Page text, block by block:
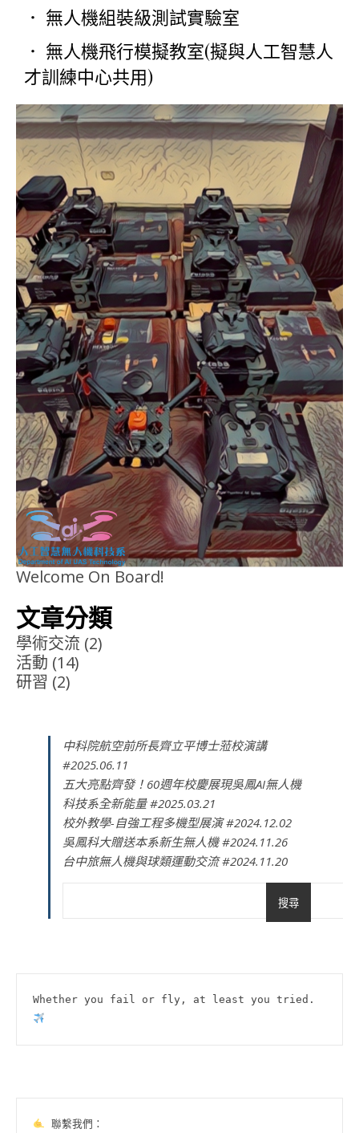
． 無人機組裝級測試實驗室
． 無人機飛行模擬教室(擬與人工智慧人
才訓練中心共用)
Welcome On Board!
文章分類
學術交流 (2)
活動 (14)
研習 (2)
中科院航空前所長齊立平博士蒞校演講
#2025.06.11
五大亮點齊發！60週年校慶展現吳鳳AI無人機
科技系全新能量 #2025.03.21
校外教學-自強工程多機型展演 #2024.12.02
吳鳳科大贈送本系新生無人機 #2024.11.26
台中旅無人機與球類運動交流 #2024.11.20
搜尋
Whether you fail or fly, at least you tried.